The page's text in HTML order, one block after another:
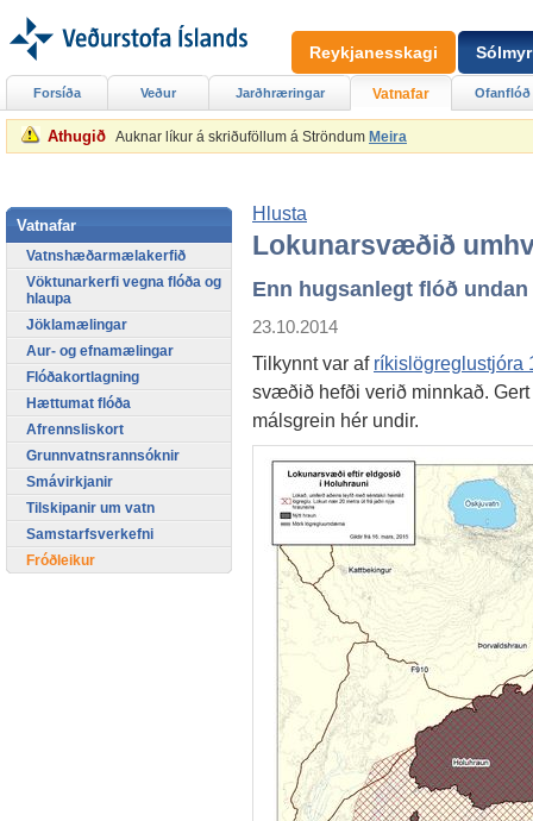
Athugið Auknar líkur á skriðuföllum á Ströndum Meira
Hlusta
Lokunarsvæðið
Enn hugsanlegt flóð
23.10.2014
Tilkynnt var af ríkislögreglustjóra
svæðið hefði verið minnkað.
málsgrein hér undir.
Forsíða Veður Jarðhræringar Vatnafar Ofanflóð
Vatnafar
Vatnshæðarmælakerfið
Vöktunarkerfi vegna flóða og
hlaupa
Jöklamælingar
Aur- og efnamælingar
Flóðakortlagning
Hættumat flóða
Afrennsliskort
Grunnvatnsrannsóknir
Smávirkjanir
Tilskipanir um vatn
Samstarfsverkefni
Fróðleikur
Reykjanesskagi